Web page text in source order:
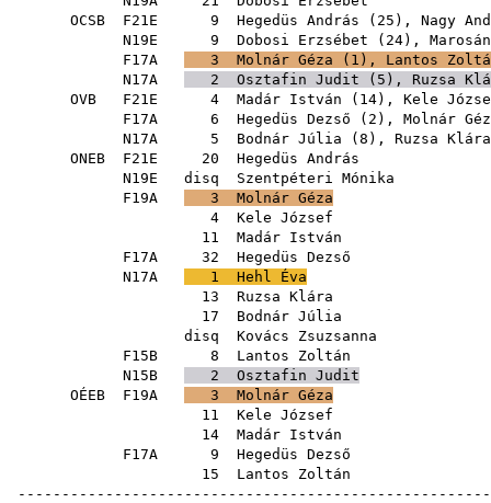
OCSB F21E 9 Hegedüs András ( 25 ), Nagy
N19E 9 Dobosi Erzsébet ( 24),
F17A
3 Molnár Géza ( 1 ), Lantos
N17A
2 Osztafin Judit ( 5 ), Ruzsa
OVB F21E 4 Madár István ( 14), Kele
F17A 6 Hegedüs Dezső ( 2 ), Molnár
N17A 5 Bodnár Júlia ( 8 ), Ruzsa Klára
ONEB F21E 20
Hegedüs András
N19E disq
Szentpéteri Mónika
F19A
3
Molnár Géza
4
Kele József
11
Madár István
F17A 32
Hegedüs Dezső
N17A
1
Hehl Éva
13
Ruzsa Klára
17
Bodnár Júlia
disq
Kovács Zsuzsanna
F15B 8
Lantos Zoltán
N15B
2
Osztafin Judit
OÉEB F19A 3
Molnár Géza
11
Kele József
14
Madár István
F17A 9
Hegedüs Dezső
15
Lantos Zoltán